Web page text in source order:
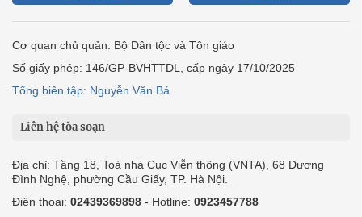
Cơ quan chủ quản: Bộ Dân tộc và Tôn giáo
Số giấy phép: 146/GP-BVHTTDL, cấp ngày 17/10/2025
Tổng biên tập: Nguyễn Văn Bá
Liên hệ tòa soạn
Địa chỉ: Tầng 18, Toà nhà Cục Viễn thông (VNTA), 68 Dương
Đình Nghệ, phường Cầu Giấy, TP. Hà Nội.
Điện thoại: 02439369898 - Hotline: 0923457788